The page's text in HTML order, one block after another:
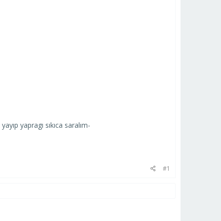
yapragı sıkıca saralım-
#1